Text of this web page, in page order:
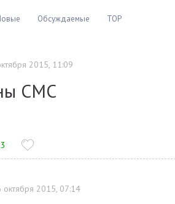
Обсуждаемые TOP
2015, 11:09
СМС
октября 2015, 07:14